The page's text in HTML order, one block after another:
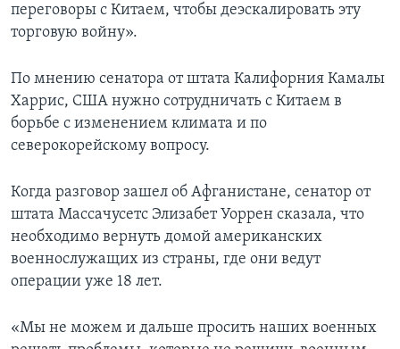
переговоры с Китаем, чтобы деэскалировать эту
торговую войну».
По мнению сенатора от штата Калифорния Камалы
Харрис, США нужно сотрудничать с Китаем в
борьбе с изменением климата и по
северокорейскому вопросу.
Когда разговор зашел об Афганистане, сенатор от
штата Массачусетс Элизабет Уоррен сказала, что
необходимо вернуть домой американских
военнослужащих из страны, где они ведут
операции уже 18 лет.
«Мы не можем и дальше просить наших военных